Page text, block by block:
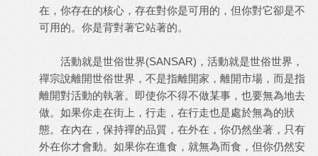
在，你存在的核心，存在對你是可用的，但你對它卻是不
可用的。你是背對著它站著的。
活動就是世俗世界(SANSAR)，活動就是世俗世界，
禪宗說離開世俗世界，不是指離開家，離開市場，而是指
離開對活動的執著。即使你不得不做某事，也要無為地去
做。如果你走在街上，行走，在行走也是處於無為的狀
態。在內在，保持禪的品質，在外在，你仍然坐著，只有
外在你才會動。如果你在進食，就無為而食，但你仍然安